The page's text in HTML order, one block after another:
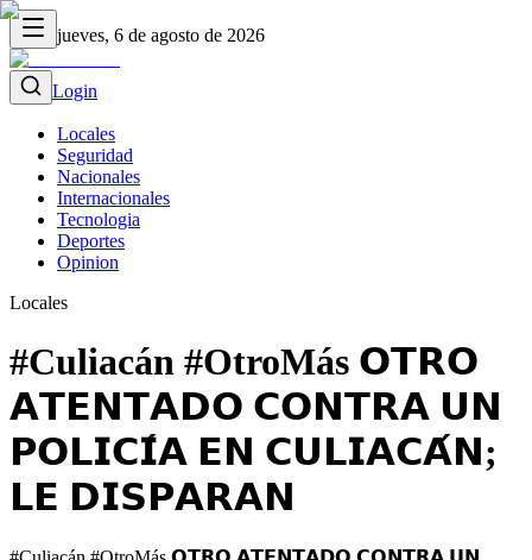
jueves, 6 de agosto de 2026
Login
Locales
Seguridad
Nacionales
Internacionales
Tecnologia
Deportes
Opinion
Locales
#Culiacán #OtroMás 𝗢𝗧𝗥𝗢
𝗔𝗧𝗘𝗡𝗧𝗔𝗗𝗢 𝗖𝗢𝗡𝗧𝗥𝗔 𝗨𝗡
𝗣𝗢𝗟𝗜𝗖𝗜́𝗔 𝗘𝗡 𝗖𝗨𝗟𝗜𝗔𝗖𝗔́𝗡;
𝗟𝗘 𝗗𝗜𝗦𝗣𝗔𝗥𝗔𝗡